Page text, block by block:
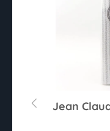
Jean